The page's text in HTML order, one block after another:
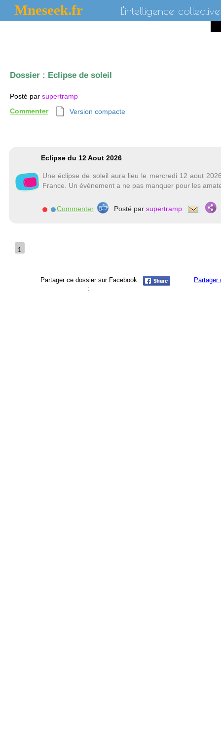
Mneseek.fr L'intelligence collective
Dossier : Eclipse de soleil
Posté par supertramp
Commenter
Version compacte
Eclipse du 12 Aout 2026
Une éclipse de soleil aura lieu le mercredi 12 aout
France. Un évènement a ne pas manquer pour les
Commenter Posté par supertramp
1
Partager ce dossier sur Facebook
:
Partager